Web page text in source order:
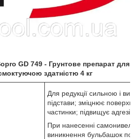
GD 749 - Грунтове препарат для
здатністю 4 кг
Для редукції сильною і
підстави; зміцнює поверхні
частинки; підвищує адгезію.
При нанесенні
виникнення бульбашок